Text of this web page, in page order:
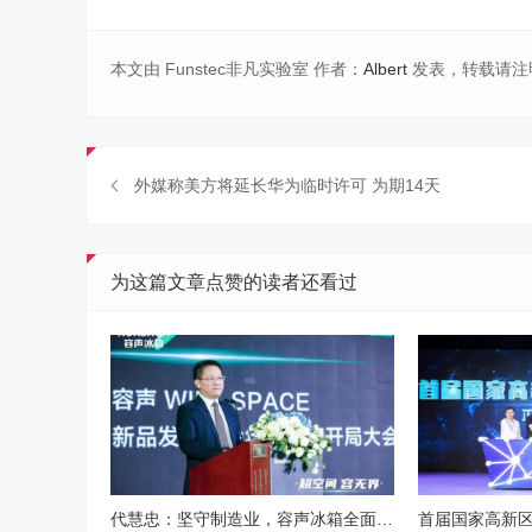
本文由 Funstec非凡实验室 作者： Albert 发表，转载请
外媒称美方将延长华为临时许可 为期14天
为这篇文章点赞的读者还看过